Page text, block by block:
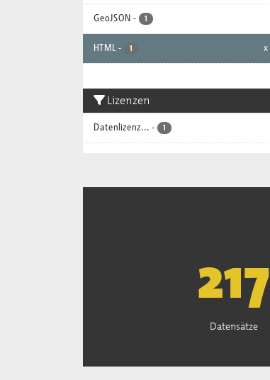
GeoJSON - 1
HTML - 1 x
Lizenzen
Datenlizenz... - 1
221
Datensätze